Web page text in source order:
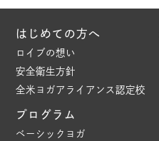
はじめての方へ
ロイブの想い
安全衛生方針
全米ヨガアライアンス認定校
プログラム
ベーシックヨガ